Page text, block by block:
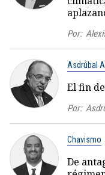
Por:
Asdrúbal
El fin
Por:
Chavismo
De